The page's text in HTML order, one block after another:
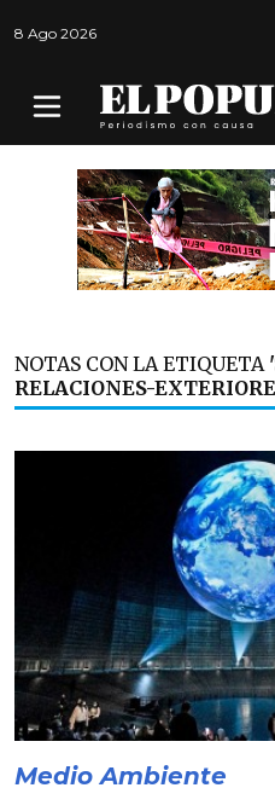
8 Ago 2026
NOTAS CON LA ETIQUETA
RELACIONES-
Medio Ambiente